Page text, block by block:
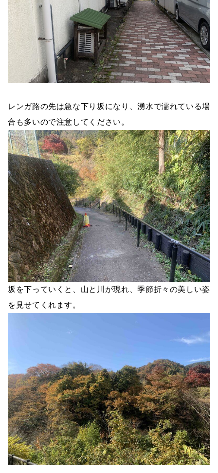
レンガ路の先は急な下り坂になり、湧水で濡れている場
合も多いので注意してください。
坂を下っていくと、山と川が現れ、季節折々の美しい姿
を見せてくれます。